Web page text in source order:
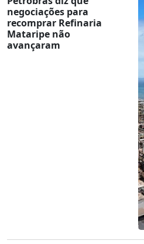
negociações para
recomprar Refinaria
Mataripe não
avançaram